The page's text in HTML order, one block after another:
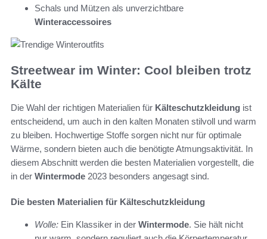
Schals und Mützen als unverzichtbare
Winteraccessoires
Streetwear im Winter: Cool bleiben trotz
Kälte
Die Wahl der richtigen Materialien für Kälteschutzkleidung ist
entscheidend, um auch in den kalten Monaten stilvoll und warm
zu bleiben. Hochwertige Stoffe sorgen nicht nur für optimale
Wärme, sondern bieten auch die benötigte Atmungsaktivität. In
diesem Abschnitt werden die besten Materialien vorgestellt, die
in der Wintermode 2023 besonders angesagt sind.
Die besten Materialien für Kälteschutzkleidung
Wolle: Ein Klassiker in der Wintermode. Sie hält nicht